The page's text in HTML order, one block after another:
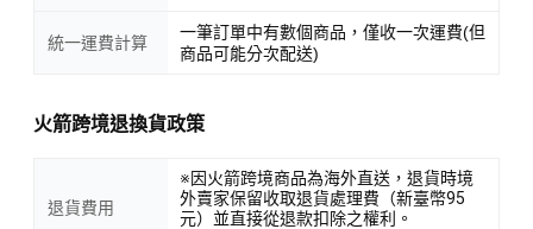
統一運費計算
一筆訂單中有數個商品，僅收一次運費(但
商品可能分次配送)
火箭跨境退換貨政策
退貨費用
※因火箭跨境商品為海外直送，退貨時境
外賣家保留收取退貨處理費（新臺幣95
元）並直接從退款扣除之權利。